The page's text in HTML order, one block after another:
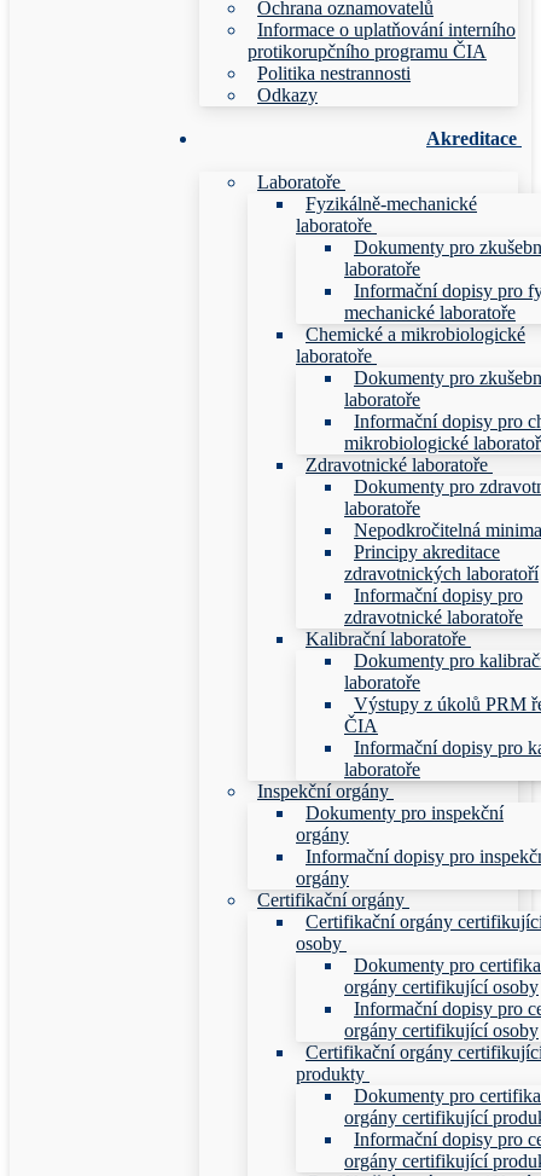
Ochrana oznamovatelů
Informace o uplatňování interního
protikorupčního programu ČIA
Politika nestrannosti
Odkazy
Akreditace
Laboratoře
Fyzikálně-mechanické
laboratoře
Dokumenty pro
laboratoře
Informační dopisy pro
mechanické laboratoře
Chemické a mikrobiologické
laboratoře
Dokumenty pro
laboratoře
Informační dopisy pro
mikrobiologické
Zdravotnické laboratoře
Dokumenty pro
laboratoře
Nepodkročitelná minima
Principy akreditace
zdravotnických laboratoří
Informační dopisy pro
zdravotnické laboratoře
Kalibrační laboratoře
Dokumenty pro
laboratoře
Výstupy z úkolů PRM
ČIA
Informační dopisy pro
laboratoře
Inspekční orgány
Dokumenty pro inspekční
orgány
Informační dopisy pro
orgány
Certifikační orgány
Certifikační orgány
osoby
Dokumenty pro
orgány certifikující osoby
Informační dopisy pro
orgány certifikující osoby
Certifikační orgány
produkty
Dokumenty pro
orgány certifikující
Informační dopisy pro
orgány certifikující